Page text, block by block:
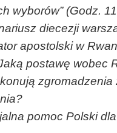
wyborów” (Godz.
diecezji
apostolski w
postawę wobec
pomoc Polski